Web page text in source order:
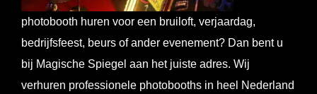
photobooth huren voor een bruiloft, verjaardag,
bedrijfsfeest, beurs of ander evenement? Dan bent u
bij Magische Spiegel aan het juiste adres. Wij
verhuren professionele photobooths in heel Nederland